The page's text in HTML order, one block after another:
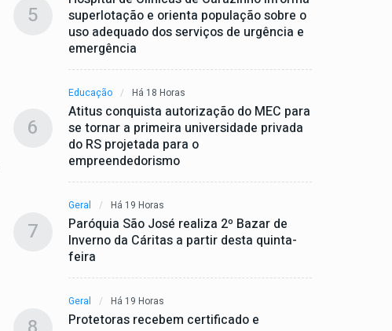
5
superlotação e orienta população sobre o
uso adequado dos serviços de urgência e
emergência
6
Educação Há 18 Horas
Atitus conquista autorização do MEC para
se tornar a primeira universidade privada
do RS projetada para o
empreendedorismo
7
Geral Há 19 Horas
Paróquia São José realiza 2º Bazar de
Inverno da Cáritas a partir desta quinta-
feira
Geral Há 19 Horas
Protetoras recebem certificado e